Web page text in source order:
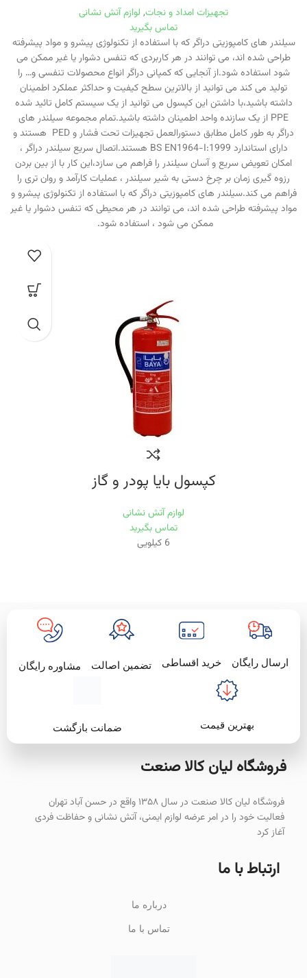
تجهیزات امداد و نجات, لوازم آتش نشانی
تماس بگیرید
سیلندر های کامپوزیتی دراگر که با استفاده از تکنولوژی پیشرو و مواد پیشرفته
طراحی شده اند، می توانند در هر کاربردی که تنفس دشوار یا غیر ممکن می
شود استفاده شود.از آنجایی که کمپانی دراگر انواع محصولات تنفسی و… را
تولید می کند می توانید از بالاترین سطح کیفیت و حداکثر عملکرد اطمینان
داشته باشید،با داشتن این کپسول می توانید از یک سیستم کامل تائید شده
PPE از یک سازنده واحد اطمینان داشته باشید.تمام مجموعه سیلندر های
دراگر به طور کامل مطابق دستورالعمل تجهیزات تحت فشار و PED هستند و
دارای استاندارد BS EN1964-I:1999 هستند.اتصال سریع سیلندر دراگر ،
امکان تعویض سریع و آسان سیلندر را فراهم می سازد،این کار با از بین بردن
رزوه گیری زمان بر چرخ دستی به شیر سیلندر ، عملیات کارآمد و روان تری را
فراهم می کند.سیلندر های کامپوزیتی دراگر که با استفاده از تکنولوژی پیشرو و
مواد پیشرفته طراحی شده اند، می توانند در هر محیطی که تنفس دشوار یا غیر
ممکن می شود ، استفاده شود.
کپسول بایا پودر و گاز
لوازم آتش نشانی
تماس بگیرید
6 کیلویی
ارسال رایگان خرید اقساطی تضمین اصالت مشاوره رایگان
بهترین قیمت ضمانت بازگشت
فروشگاه لیان‌ کالا صنعت
فروشگاه لیان کالا صنعت در سال ۱۳۵۸ واقع در حسن آباد تهران
فعالیت خود را در امر عرضه لوازم ایمنی، آتش نشانی و حفاظت فردی
آغاز کرد
ارتباط با ما
درباره ما
تماس با ما